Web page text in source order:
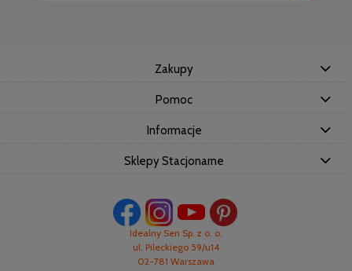
Zakupy
Pomoc
Informacje
Sklepy Stacjonarne
Idealny Sen Sp. z o. o.
ul. Pileckiego 59/u14
02-781 Warszawa